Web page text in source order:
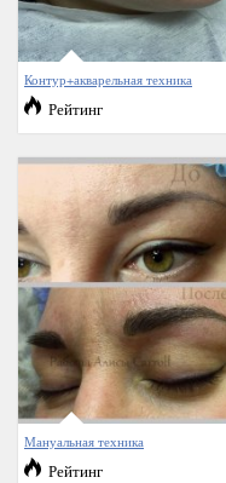
Контур+акварельная техника
Рейтинг
Мануальная техника
Рейтинг